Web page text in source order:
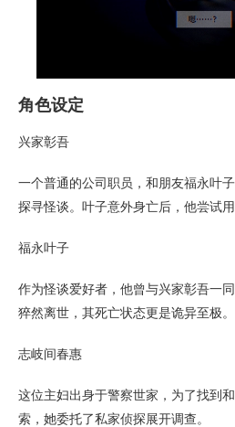
角色设定
兴家彰吾
一个普通的公司职员，和朋友福永叶
探寻怪谈。叶子意外身亡后，他尝试用
福永叶子
作为怪谈爱好者，他曾与兴家彰吾一
猝然离世，其死亡状态更是诡异至极。
志岐间春惠
这位主妇出身于警察世家，为了找到
索，她委托了私家侦探展开调查。